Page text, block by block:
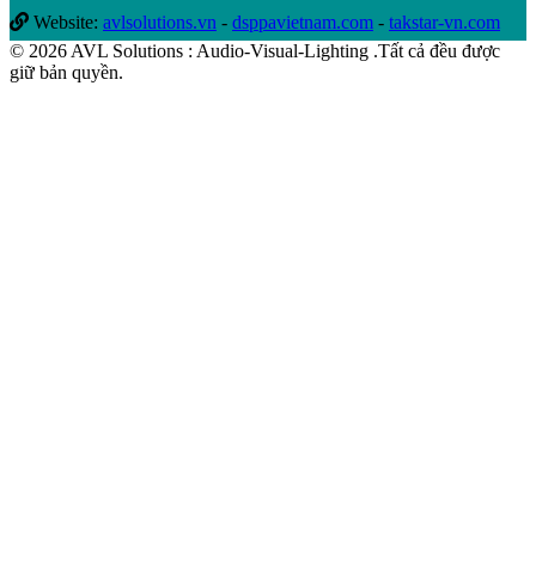
Website: avlsolutions.vn - dsppavietnam.com - takstar-vn.com
© 2026 AVL Solutions : Audio-Visual-Lighting .Tất cả đều được
giữ bản quyền.